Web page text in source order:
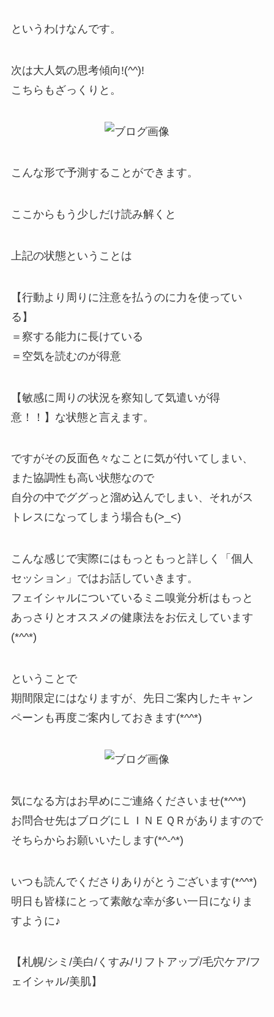
というわけなんです。
次は大人気の思考傾向!(^^)!
こちらもざっくりと。
こんな形で予測することができます。
ここからもう少しだけ読み解くと
上記の状態ということは
【行動より周りに注意を払うのに力を使ってい
る】
＝察する能力に長けている
＝空気を読むのが得意
【敏感に周りの状況を察知して気遣いが得
意！！】な状態と言えます。
ですがその反面色々なことに気が付いてしまい、
また協調性も高い状態なので
自分の中でググっと溜め込んでしまい、それがス
トレスになってしまう場合も(>_<)
こんな感じで実際にはもっともっと詳しく「個人
セッション」ではお話していきます。
フェイシャルについているミニ嗅覚分析はもっと
あっさりとオススメの健康法をお伝えしています
(*^^*)
ということで
期間限定にはなりますが、先日ご案内したキャン
ペーンも再度ご案内しておきます(*^^*)
気になる方はお早めにご連絡くださいませ(*^^*)
お問合せ先はブログにＬＩＮＥＱＲがありますので
そちらからお願いいたします(*^-^*)
いつも読んでくださりありがとうございます(*^^*)
明日も皆様にとって素敵な幸が多い一日になりま
すように♪
【札幌/シミ/美白/くすみ/リフトアップ/毛穴ケア/フ
ェイシャル/美肌】